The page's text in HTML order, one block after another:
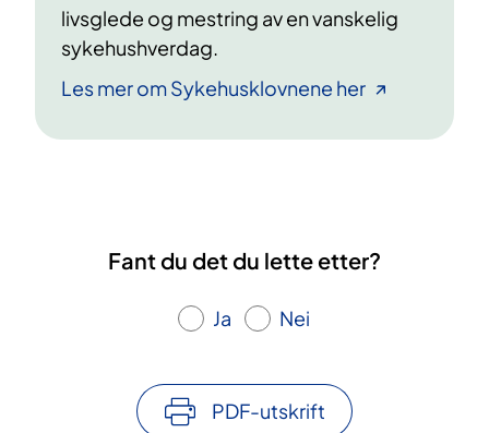
livsglede og mestring av en vanskelig
sykehushverdag.
Les mer om Sykehusklovnene her
Fant du det du lette etter?
Ja Nei
PDF-utskrift